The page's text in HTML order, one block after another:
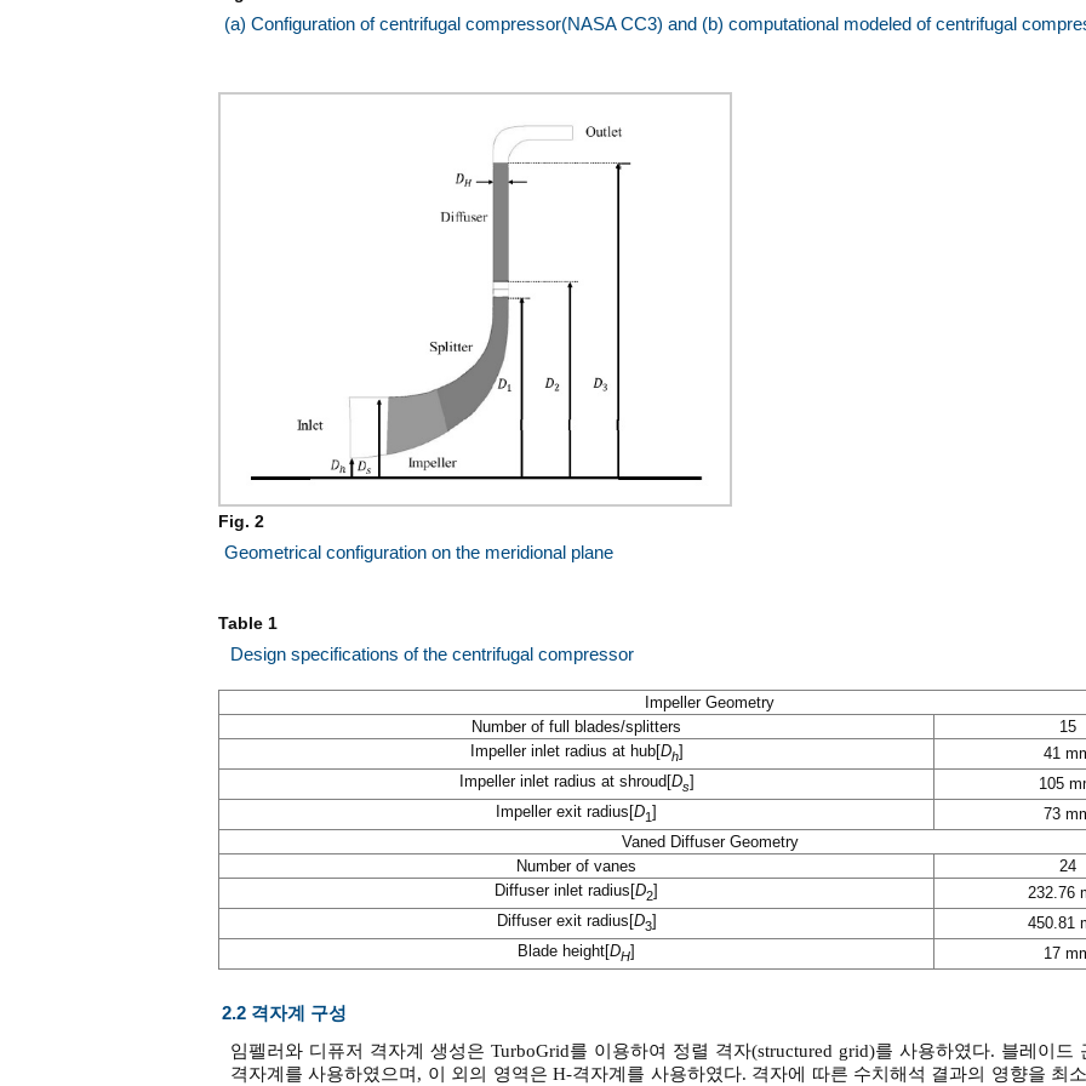
(a) Configuration of centrifugal compressor(NASA CC3) and (b) computational modeled of centrifugal
Fig. 2
Geometrical configuration on the meridional plane
Table 1
Design specifications of the centrifugal compressor
Impeller Geometry
Number of full blades/splitters
15
Impeller inlet radius at hub[Dh]
41
Impeller inlet radius at shroud[Ds]
105
Impeller exit radius[D1]
73
Vaned Diffuser Geometry
Number of vanes
24
Diffuser inlet radius[D2]
232.76
Diffuser exit radius[D3]
450.81
Blade height[DH] 17
2.2 격자계 구성
임펠러와 디퓨저 격자계 생성은 TurboGrid를 이용하여 정렬 격자(structured grid)를 사용하였다. 블레이드
격자계를 사용하였으며, 이 외의 영역은 H-격자계를 사용하였다. 격자에 따른 수치해석 결과의 영향을 최